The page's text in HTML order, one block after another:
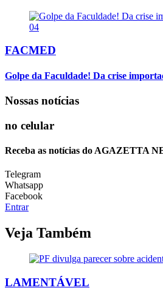
04
FACMED
Golpe da Faculdade! Da crise
Nossas notícias
no celular
Receba as notícias do AGAZETTA
Telegram
Whatsapp
Facebook
Entrar
Veja Também
LAMENTÁVEL